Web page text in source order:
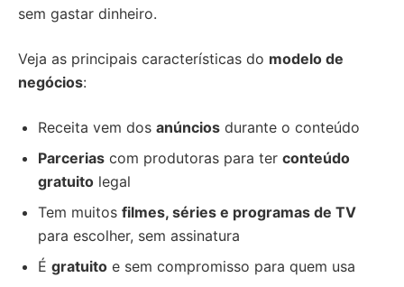
sem gastar dinheiro.
Veja as principais características do modelo de
negócios:
Receita vem dos anúncios durante o conteúdo
Parcerias com produtoras para ter conteúdo
gratuito legal
Tem muitos filmes, séries e programas de TV
para escolher, sem assinatura
É gratuito e sem compromisso para quem usa